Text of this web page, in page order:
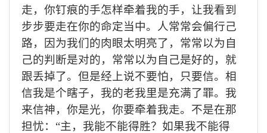
走，你钉痕的手怎样牵着我的手，让我看到
步步要走在你的命定当中。人常常会偏行己
路，因为我们的肉眼太明亮了，常常以为自
己的判断是对的，常常以为自己是好的，就
跟丢掉了。但是经上说不要怕，只要信。相
信我是个瞎子，我的老我里是充满了罪。我
来信神，你是光，你要牵着我走。不是在那
担忧：“主，我能不能得胜？如果我不能得